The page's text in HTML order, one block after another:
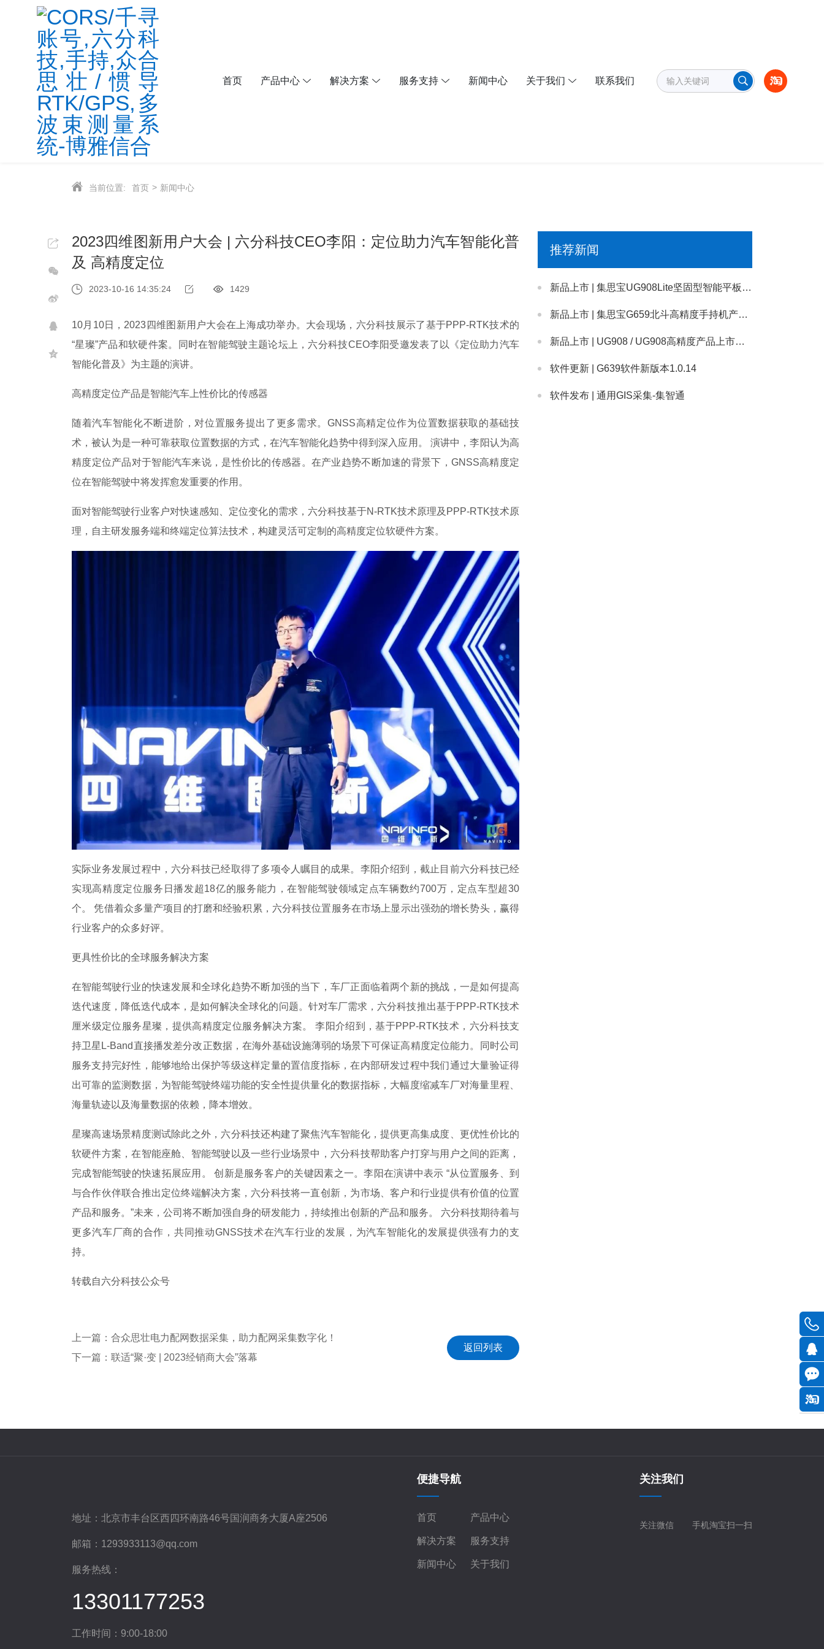
首页 产品中心 解决方案 服务支持 新闻中心 关于我们 联系我们
当前位置: 首页 新闻中心
2023四维图新用户大会 | 六分科技CEO李阳：定位助力汽车智能化普
及 高精度定位
2023-10-16 14:35:24 1429
10月10日，2023四维图新用户大会在上海成功举办。大会现场，六分科技展示了基于PPP-RTK技术的
“星璨”产品和软硬件案。同时在智能驾驶主题论坛上，六分科技CEO李阳受邀发表了以 《定位助力汽车
智能化普及》为主题的演讲。
高精度定位产品是智能汽车上性价比的传感器
随着汽车智能化不断进阶，对位置服务提出了更多需求。GNSS高精定位作为位置数据获取的基础技
术，被认为是一种可靠获取位置数据的方式，在汽车智能化趋势中得到深入应用。 演讲中，李阳认为高
精度定位产品对于智能汽车来说，是性价比的传感器。在产业趋势不断加速的背景下，GNSS高精度定
位在智能驾驶中将发挥愈发重要的作用。
面对智能驾驶行业客户对快速感知、定位变化的需求，六分科技基于N-RTK技术原理及PPP-RTK技术原
理，自主研发服务端和终端定位算法技术，构建灵活可定制的高精度定位软硬件方案。
实际业务发展过程中，六分科技已经取得了多项令人瞩目的成果。李阳介绍到，截止目前六分科技已经
实现高精度定位服务日播发超18亿的服务能力，在智能驾驶领域定点车辆数约700万，定点车型超30
个。 凭借着众多量产项目的打磨和经验积累，六分科技位置服务在市场上显示出强劲的增长势头，赢得
行业客户的众多好评。
更具性价比的全球服务解决方案
在智能驾驶行业的快速发展和全球化趋势不断加强的当下，车厂正面临着两个新的挑战，一是如何提高
迭代速度，降低迭代成本，是如何解决全球化的问题。针对车厂需求，六分科技推出基于PPP-RTK技术
厘米级定位服务星璨，提供高精度定位服务解决方案。 李阳介绍到，基于PPP-RTK技术，六分科技支
持卫星L-Band直接播发差分改正数据，在海外基础设施薄弱的场景下可保证高精度定位能力。同时公司
服务支持完好性，能够地给出保护等级这样定量的置信度指标，在内部研发过程中我们通过大量验证得
出可靠的监测数据，为智能驾驶终端功能的安全性提供量化的数据指标，大幅度缩减车厂对海量里程、
海量轨迹以及海量数据的依赖，降本增效。
星璨高速场景精度测试除此之外，六分科技还构建了聚焦汽车智能化，提供更高集成度、更优性价比的
软硬件方案，在智能座舱、智能驾驶以及一些行业场景中，六分科技帮助客户打穿与用户之间的距离，
完成智能驾驶的快速拓展应用。 创新是服务客户的关键因素之一。李阳在演讲中表示 “从位置服务、到
与合作伙伴联合推出定位终端解决方案，六分科技将一直创新，为市场、客户和行业提供有价值的位置
产品和服务。”未来，公司将不断加强自身的研发能力，持续推出创新的产品和服务。 六分科技期待着与
更多汽车厂商的合作，共同推动GNSS技术在汽车行业的发展，为汽车智能化的发展提供强有力的支
持。
转载自六分科技公众号
上一篇：合众思壮电力配网数据采集，助力配网采集数字化！
下一篇：联适“聚·变 | 2023经销商大会”落幕
返回列表
推荐新闻
新品上市 | 集思宝UG908Lite坚固型智能平板终端上市公告
新品上市 | 集思宝G659北斗高精度手持机产品上市公告
新品上市 | UG908 / UG908高精度产品上市公告
软件更新 | G639软件新版本1.0.14
软件发布 | 通用GIS采集-集智通
地址： 北京市丰台区西四环南路46号国润商务大厦A座2506
邮箱： 1293933113@qq.com
服务热线：
13301177253
工作时间：9:00-18:00
便捷导航
首页 产品中心
解决方案 服务支持
新闻中心 关于我们
关注我们
关注微信 手机淘宝扫一扫